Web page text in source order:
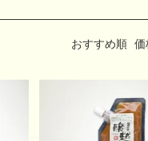
おすすめ順 価